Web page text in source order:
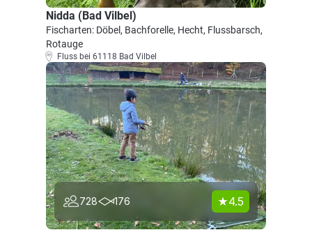
Nidda (Bad Vilbel)
Fischarten: Döbel, Bachforelle, Hecht, Flussbarsch,
Rotauge
Fluss bei 61118 Bad Vilbel
728 176 4.5